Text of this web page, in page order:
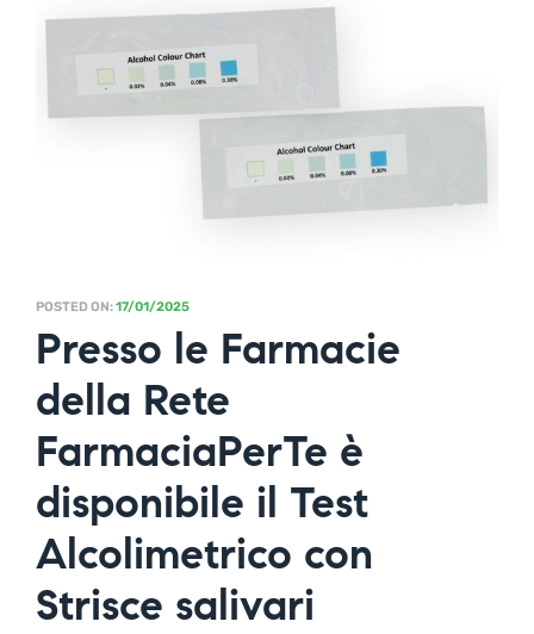
POSTED ON:17/01/2025
Presso le Farmacie
della Rete
FarmaciaPerTe è
disponibile il Test
Alcolimetrico con
Strisce salivari